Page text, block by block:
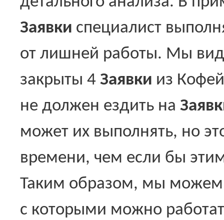
Заявки специалист
от лишней работы. Мы
закрыты 4 Заявки из
не должен ездить на
может их выполнять, но
времени, чем если бы
Таким образом, мы можем
с которыми можно